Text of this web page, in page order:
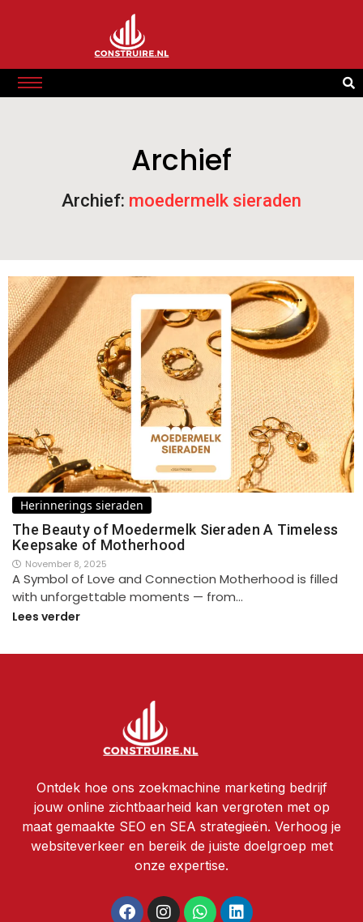
Archief
Archief: moedermelk sieraden
Herinnerings sieraden
The Beauty of Moedermelk Sieraden A Timeless
Keepsake of Motherhood
November 8, 2025
A Symbol of Love and Connection Motherhood is filled
with unforgettable moments — from…
Lees verder
Ontdek hoe ons zoekmachine marketing bedrijf
jouw online zichtbaarheid kan vergroten met op
maat gemaakte SEO en SEA strategieën. Verhoog je
websiteverkeer en bereik de juiste doelgroep met
onze expertise.